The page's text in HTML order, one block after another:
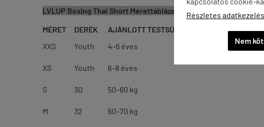
Részletes
Nem
LVLUP Boxing Thai Short Mérettáblázat
MÉRET
DERÉK
AJÁNLOTT TESTSÚLY / KOR
XXS
Youth 4–6 éves
XS Youth 6–8 éves
S 30 50–60 kg
M 32 60–70 kg